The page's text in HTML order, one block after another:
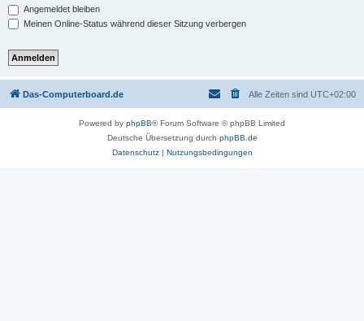
Angemeldet bleiben
Meinen Online-Status während dieser Sitzung verbergen
Das-Computerboard.de Alle Zeiten sind UTC+02:00
Powered by phpBB® Forum Software © phpBB Limited
Deutsche Übersetzung durch phpBB.de
Datenschutz| Nutzungsbedingungen